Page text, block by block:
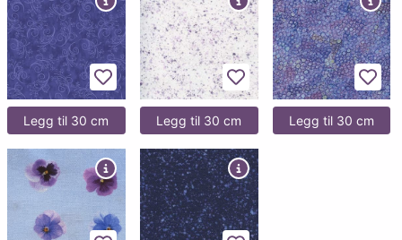
Legg til favoritter
Legg til 30 cm
Legg til favoritter
Legg til 30 cm Legg til 30 cm